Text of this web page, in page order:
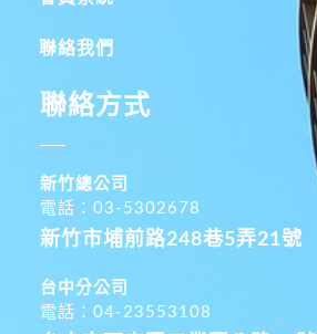
聯絡我們
聯絡方式
新竹總公司
電話：03-5302678
新竹市埔前路248巷5弄21號
台中分公司
電話：04-23553108